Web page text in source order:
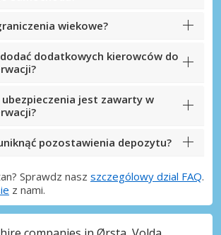
wiekowe?
dodatkowych kierowców do
ubezpieczenia jest zawarty w
pozostawienia depozytu?
Sprawdz nasz szczególowy dzial FAQ.
z nami.